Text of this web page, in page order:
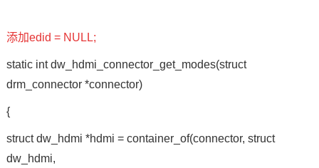
添加edid = NULL;
static int dw_hdmi_connector_get_modes(struct
drm_connector *connector)
{
struct dw_hdmi *hdmi = container_of(connector, struct
dw_hdmi,